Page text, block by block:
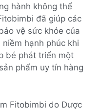
hành không thể
đã giúp các
vệ sức khỏe của
hạnh phúc khi
bé phát triển một
phẩm uy tín hàng
Fitobimbi do Dược